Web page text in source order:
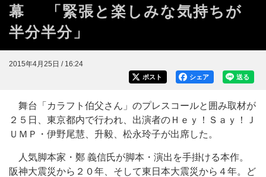
幕 「緊張と楽しみな気持ちが
半分半分」
2015年4月25日 / 16:24
送る
シェア
ポスト
舞台「カラフト伯父さん」のプレスコールと囲み取材が
２５日、東京都内で行われ、出演者のＨｅｙ！Ｓａｙ！Ｊ
ＵＭＰ・伊野尾慧、升毅、松永玲子が出席した。
人気脚本家・鄭 義信氏が脚本・演出を手掛ける本作。
阪神大震災から２０年、そして東日本大震災から４年。ど